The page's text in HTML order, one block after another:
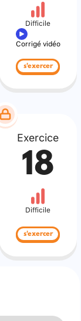
Difficile
Corrigé vidéo
s'exercer
Exercice
18
Difficile
s'exercer